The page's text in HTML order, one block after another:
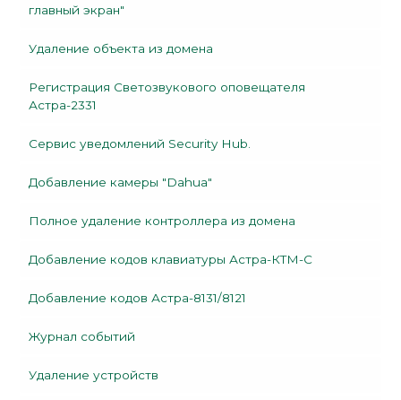
главный экран"
Удаление объекта из домена
Регистрация Светозвукового оповещателя
Астра-2331
Сервис уведомлений Security Hub.
Добавление камеры "Dahua"
Полное удаление контроллера из домена
Добавление кодов клавиатуры Астра-КТМ-С
Добавление кодов Астра-8131/8121
Журнал событий
Удаление устройств